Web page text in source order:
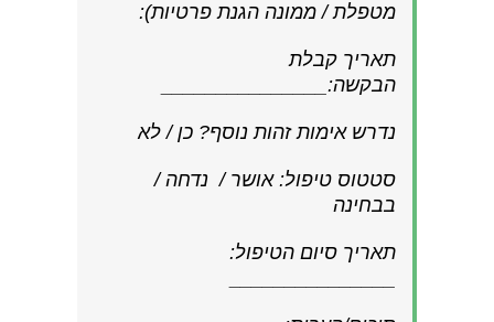
מטפלת / ממונה הגנת פרטיות):
תאריך קבלת
הבקשה:_______________
נדרש אימות זהות נוסף? כן / לא
סטטוס טיפול: אושר / נדחה /
בבחינה
תאריך סיום הטיפול: